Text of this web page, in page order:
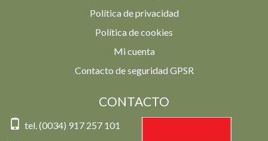
Política de privacidad
Política de cookies
Mi cuenta
Contacto de seguridad GPSR
CONTACTO
tel. (0034) 917 257 101